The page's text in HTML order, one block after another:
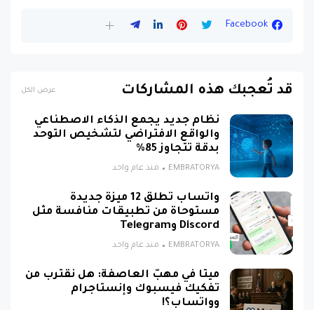
Facebook
قد تُعجبك هذه المشاركات عرض الكل
نظام جديد يجمع الذكاء الاصطناعي
والواقع الافتراضي لتشخيص التوحد
بدقة تتجاوز 85%
EMBRATORYA منذ عام واحد
واتساب تطلق 12 ميزة جديدة
مستوحاة من تطبيقات منافسة مثل
Discord وTelegram
EMBRATORYA منذ عام واحد
ميتا في مهبّ العاصفة: هل نقترب من
تفكيك فيسبوك وإنستاجرام
وواتساب؟!